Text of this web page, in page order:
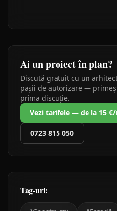
Ai un proiect în plan?
Discută gratuit cu un
pașii de autorizare —
prima discuție.
Vezi tarifele — de la 15
0723 815 050
Tag-uri: